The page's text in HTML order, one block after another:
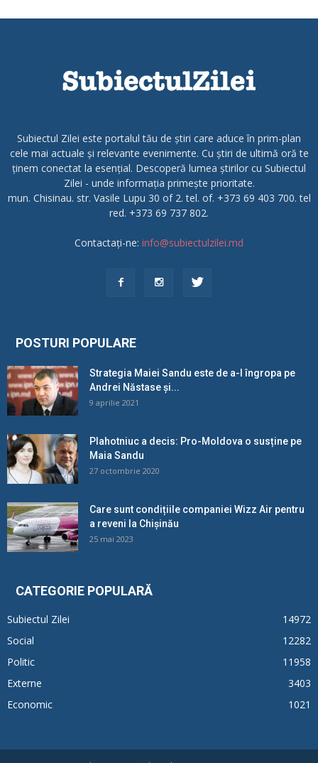
Subiectul Zilei este portalul tău de știri care aduce în prim-plan
cele mai actuale și relevante evenimente. Cu știri de ultimă oră te
ținem conectat la esențial. Descoperă lumea știrilor cu Subiectul
Zilei - unde informația primește prioritate.
mun. Chisinau. str. Vasile Lupu 30 of 2. tel. of. +373 69 403 700. tel
red. +373 69 737 802.
Contactați-ne: info@subiectulzilei.md
POSTURI POPULARE
Strategia Maiei Sandu este de a-l îngropa pe
Andrei Năstase și...
9 aprilie 2021
Plahotniuc a decis: Pro-Moldova o susține pe
Maia Sandu
27 octombrie 2020
Care sunt condițiile companiei Wizz Air pentru
a reveni la Chișinău
25 mai 2023
CATEGORIE POPULARĂ
Subiectul Zilei
14972
Social
12282
Politic
11958
Externe
3403
Economic
1021